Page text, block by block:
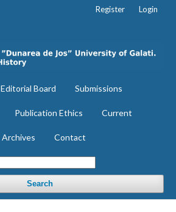
Editorial Board Submissions
Publication Ethics Current
Archives Contact
Search
Register Login